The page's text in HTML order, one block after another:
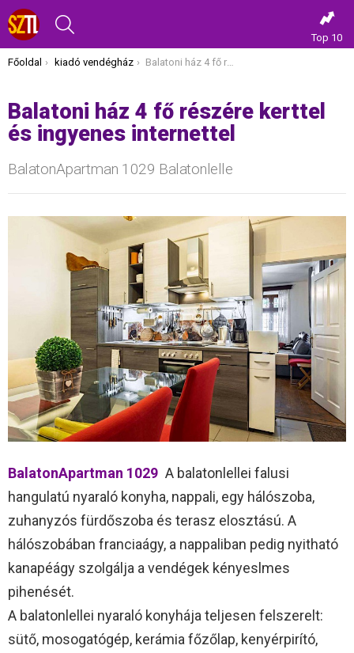
Top 10
Itt vagy most:
Főoldal kiadó vendégház Balatoni ház 4 fő részére kerttel és ingyenes internettel
Balatoni ház 4 fő részére kerttel
és ingyenes internettel
BalatonApartman 1029 Balatonlelle
BalatonApartman 1029 A balatonlellei falusi
hangulatú nyaraló konyha, nappali, egy hálószoba,
zuhanyzós fürdőszoba és terasz elosztású. A
hálószobában franciaágy, a nappaliban pedig nyitható
kanapéágy szolgálja a vendégek kényeslmes
pihenését.
A balatonlellei nyaraló konyhája teljesen felszerelt:
sütő, mosogatógép, kerámia főzőlap, kenyérpirító,